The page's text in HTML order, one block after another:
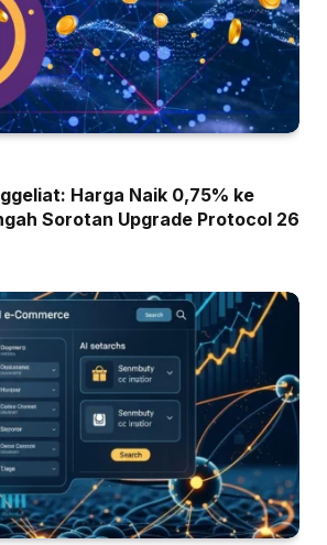
Harga Naik 0,75% ke
Sorotan Upgrade Protocol 26